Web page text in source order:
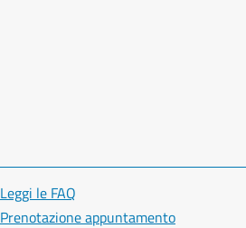
Leggi le FAQ
Prenotazione appuntamento